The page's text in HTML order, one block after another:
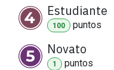
Estudiante
100 puntos
Novato
1 puntos